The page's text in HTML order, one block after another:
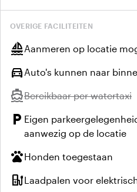
OVERIGE FACILITEITEN
sailingAanmeren op locatie
directions_car Auto's kunnen naar
directions_boatNiet beschikbaar:
Bereikbaar per watertaxi
local_parking Eigen
aanwezig op de locatie
petsHonden toegestaan
ev_stationLaadpalen voor